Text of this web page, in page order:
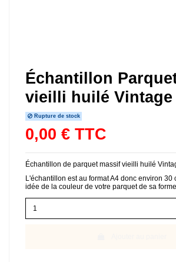
Échantillon
vieilli huilé Vintage
Rupture de stock
0,00 € TTC
Échantillon de parquet massif vieilli huilé
L'échantillon est au format A4 donc environ 30
idée de la couleur de votre parquet de sa